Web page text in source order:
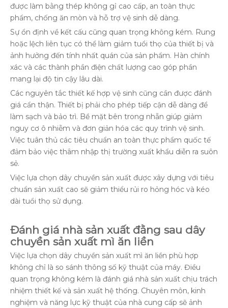
được làm bằng thép không gỉ cao cấp, an toàn thực
phẩm, chống ăn mòn và hỗ trợ vệ sinh dễ dàng.
Sự ổn định về kết cấu cũng quan trọng không kém. Rung
hoặc lệch liên tục có thể làm giảm tuổi thọ của thiết bị và
ảnh hưởng đến tính nhất quán của sản phẩm. Hàn chính
xác và các thành phần điện chất lượng cao góp phần
mang lại độ tin cậy lâu dài.
Các nguyên tắc thiết kế hợp vệ sinh cũng cần được đánh
giá cẩn thận. Thiết bị phải cho phép tiếp cận dễ dàng để
làm sạch và bảo trì. Bề mặt bên trong nhẵn giúp giảm
nguy cơ ô nhiễm và đơn giản hóa các quy trình vệ sinh.
Việc tuân thủ các tiêu chuẩn an toàn thực phẩm quốc tế
đảm bảo việc thâm nhập thị trường xuất khẩu diễn ra suôn
sẻ.
Việc lựa chọn dây chuyền sản xuất được xây dựng với tiêu
chuẩn sản xuất cao sẽ giảm thiểu rủi ro hỏng hóc và kéo
dài tuổi thọ sử dụng.
Đánh giá nhà sản xuất đằng sau dây
chuyền sản xuất mì ăn liền
Việc lựa chọn dây chuyền sản xuất mì ăn liền phù hợp
không chỉ là so sánh thông số kỹ thuật của máy. Điều
quan trọng không kém là đánh giá nhà sản xuất chịu trách
nhiệm thiết kế và sản xuất hệ thống. Chuyên môn, kinh
nghiệm và năng lực kỹ thuật của nhà cung cấp sẽ ảnh